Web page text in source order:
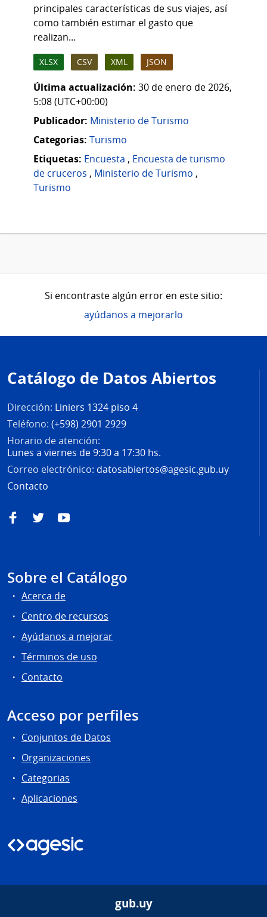
principales características de sus viajes, así
como también estimar el gasto que
realizan...
XLSX CSV XML JSON
Última actualización: 30 de enero de 2026,
5:08 (UTC+00:00)
Publicador: Ministerio de Turismo
Categorias: Turismo
Etiquetas: Encuesta , Encuesta de turismo
de cruceros , Ministerio de Turismo ,
Turismo
Si encontraste algún error en este sitio:
ayúdanos a mejorarlo
de
página
Catálogo de Datos Abiertos
Dirección: Liniers 1324 piso 4
Teléfono: (+598) 2901 2929
Horario de atención:
Lunes a viernes de 9:30 a 17:30 hs.
Correo electrónico: datosabiertos@agesic.gub.uy
Contacto
FacebookTwitterYouTube
Sobre el Catálogo
Acerca de
Centro de recursos
Ayúdanos a mejorar
Términos de uso
Contacto
Acceso por perfiles
Conjuntos de Datos
Organizaciones
Categorias
Aplicaciones
gub.uy